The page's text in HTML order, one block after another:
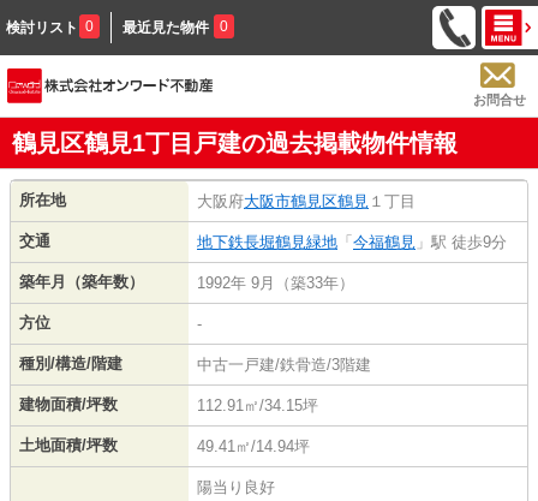
検討リスト 0 最近見た物件 0
お問合せ
鶴見区鶴見1丁目戸建の過去掲載物件情報
所在地 大阪府大阪市鶴見区鶴見 １丁目
交通 地下鉄長堀鶴見緑地 「 今福鶴見 」駅 徒歩9分
築年月（築年数） 1992年 9月（築33年）
方位 -
種別/構造/階建 中古一戸建/鉄骨造/3階建
建物面積/坪数 112.91㎡/34.15坪
土地面積/坪数 49.41㎡/14.94坪
陽当り良好